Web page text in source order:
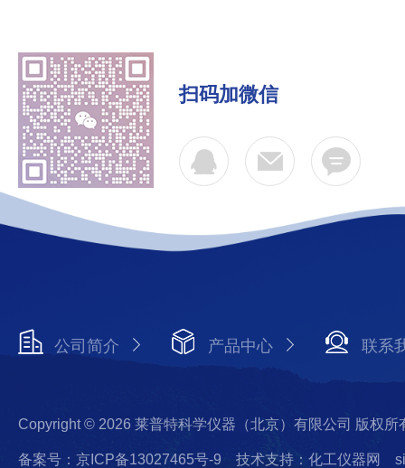
扫码加微信
公司简介 产品中心 联系
Copyright © 2026 莱普特科学仪器（北京）有限公司 版权所
备案号：京ICP备13027465号-9 技术支持：化工仪器网